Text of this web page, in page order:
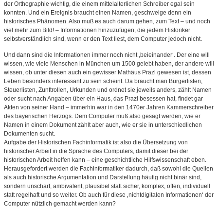
der Orthographie wichtig, die einem mittelalterlichen Schreiber egal sein
konnten. Und ein Ereignis braucht einen Namen, geschweige denn ein
historisches Phänomen. Also muß es auch darum gehen, zum Text – und noch
viel mehr zum Bild! – Informationen hinzuzufügen, die jedem Historiker
selbstverständlich sind, wenn er den Text liest, dem Computer jedoch nicht.
Und dann sind die Informationen immer noch nicht ‚beieinander‘. Der eine will
wissen, wie viele Menschen in München um 1500 gelebt haben, der andere will
wissen, ob unter diesen auch ein gewisser Mathäus Prazl gewesen ist, dessen
Leben besonders interessant zu sein scheint. Da braucht man Bürgerlisten,
Steuerlisten, Zunftrollen, Urkunden und ordnet sie jeweils anders, zählt Namen
oder sucht nach Angaben über ein Haus, das Prazl besessen hat, findet gar
Akten von seiner Hand – immerhin war in den 1470er Jahren Kammerschreiber
des bayerischen Herzogs. Dem Computer muß also gesagt werden, wie er
Namen in einem Dokument zählt aber auch, wie er sie in unterschiedlichen
Dokumenten sucht.
Aufgabe der Historischen Fachinformatik ist also die Übersetzung von
historischer Arbeit in die Sprache des Computers, damit dieser bei der
historischen Arbeit helfen kann – eine geschichtliche Hilfswissenschaft eben.
Herausgefordert werden die Fachinformatiker dadurch, daß sowohl die Quellen
als auch historische Argumentation und Darstellung häufig nicht binär sind,
sondern unscharf, ambivalent, plausibel statt sicher, komplex, offen, individuell
statt regelhaft und so weiter. Ob auch für diese ‚nichtdigitalen Informationen‘ der
Computer nützlich gemacht werden kann?